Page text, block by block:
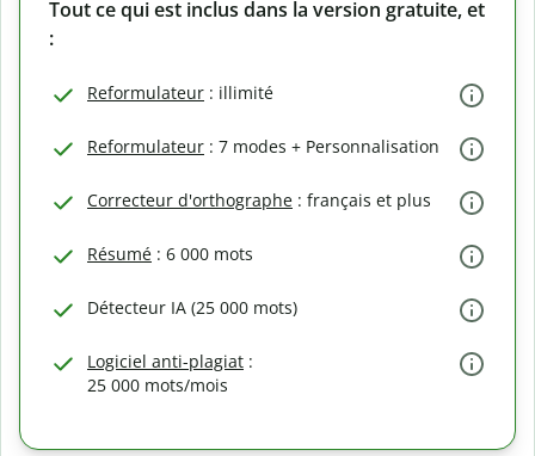
Tout ce qui est inclus dans la version gratuite, et
:
Reformulateur : illimité
Reformulateur : 7 modes + Personnalisation
Correcteur d'orthographe : français et plus
Résumé : 6 000 mots
Détecteur IA (25 000 mots)
Logiciel anti-plagiat :
25 000 mots/mois